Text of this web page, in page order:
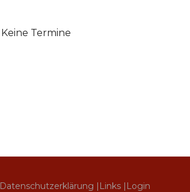
Keine Termine
Datenschutzerklärung | Links | Login